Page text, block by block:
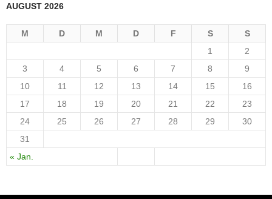
AUGUST 2026
M D M D F S S
« Jan.
1
2
3
4 5 6 7 8
9
10
11 12 13 14 15
16
17
18 19 20 21 22
23
24
25 26 27 28 29
30
31